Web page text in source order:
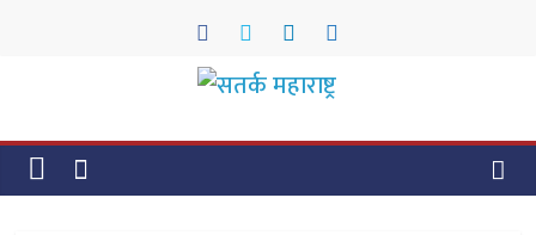
सतर्क
महाराष्ट्र